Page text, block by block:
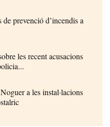
prevenció d’incendis a
les recent acusacions
a les instal·lacions